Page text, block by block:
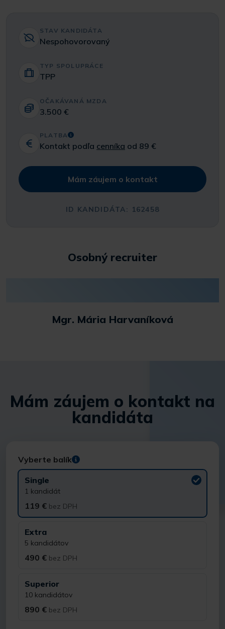
STAV KANDIDÁTA
Nespohovorovaný
TYP SPOLUPRÁCE
TPP
OČAKÁVANÁ MZDA
3.500 €
PLATBA
Kontakt podľa cenníka od 89 €
Mám záujem o kontakt
ID KANDIDÁTA: 162458
Osobný recruiter
Mgr. Mária Harvaníková
Mám záujem o kontakt na
kandidáta
Vyberte balík
Single
1 kandidát
119 € bez DPH
Extra
5 kandidátov
490 € bez DPH
Superior
10 kandidátov
890 € bez DPH